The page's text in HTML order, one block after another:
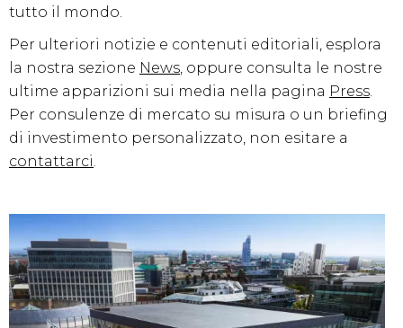
tutto il mondo.
Per ulteriori notizie e contenuti editoriali, esplora
la nostra sezione News, oppure consulta le nostre
ultime apparizioni sui media nella pagina Press.
Per consulenze di mercato su misura o un briefing
di investimento personalizzato, non esitare a
contattarci.